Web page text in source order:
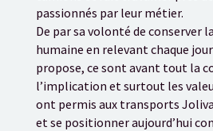
passionnés par leur métier.
De par sa volonté de conserver
humaine en relevant chaque
propose, ce sont avant tout la
l’implication et surtout les
ont permis aux transports
et se positionner aujourd’hui